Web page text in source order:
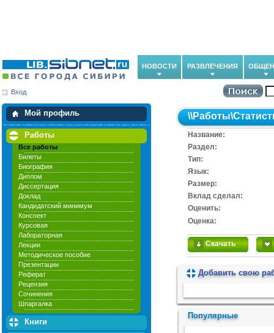
НОВОСТИ РАЗВЛЕЧЕНИЯ
Вход
Мой профиль
Мои закладки
Работы
Все работы
Билеты
Биография
Диплом
Диссертация
Доклад
Кандидатский минимум
Конспект
Курсовая
Лабораторная
Лекции
Методическое пособие
Презентации
Реферат
Рецензия
Сочинения
Шпаргалка
Книги
\\Работы\
Название:
Раздел:
Тип:
Язык:
Размер:
Вклад сделал:
Оценить:
Оценка:
Скачать
Добавить свою
Популярные